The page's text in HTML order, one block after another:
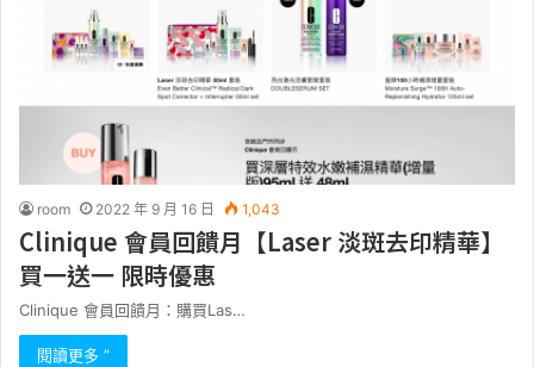
room 2022 年 9 月 16 日 1,043
Clinique 會員回饋月【Laser 淡斑去印精華】
買一送一 限時優惠
Clinique 會員回饋月：購買Las…
閱讀更多 ”